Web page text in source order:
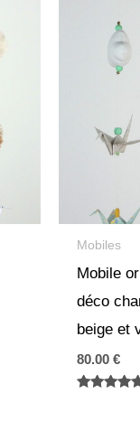
Mobiles
Mobile
déco
beige et
80.00€